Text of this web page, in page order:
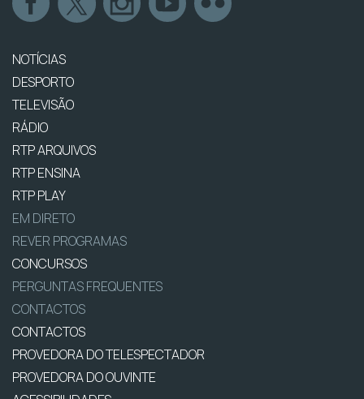
NOTÍCIAS
DESPORTO
TELEVISÃO
RÁDIO
RTP ARQUIVOS
RTP ENSINA
RTP PLAY
EM DIRETO
REVER PROGRAMAS
CONCURSOS
PERGUNTAS FREQUENTES
CONTACTOS
CONTACTOS
PROVEDORA DO TELESPECTADOR
PROVEDORA DO OUVINTE